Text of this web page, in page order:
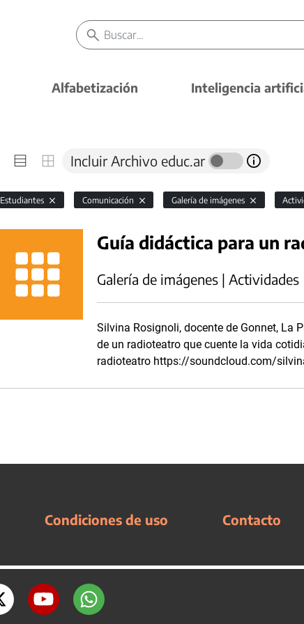
Alfabetización Inteligencia
Incluir Archivo educ.ar
Estudiantes Comunicación Galería de imágenes
Guía didáctica para un
Galería de imágenes | Actividades
Silvina Rosignoli, docente de Gonnet, La
de un radioteatro que cuente la vida
radioteatro https://soundcloud.com/
Condiciones de uso Contacto